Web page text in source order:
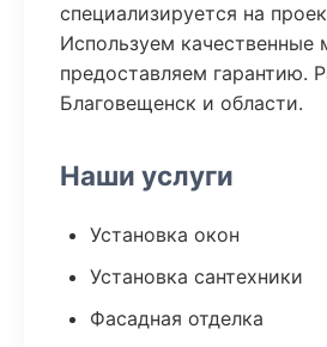
специализируется на
Используем качественные
предоставляем гарантию.
Благовещенск и области.
Наши услуги
Установка окон
Установка сантехники
Фасадная отделка